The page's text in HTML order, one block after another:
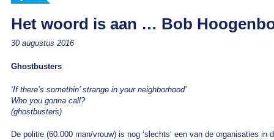
Het woord is aan … Bob
30 augustus 2016
Ghostbusters
‘If there’s somethin’ strange in your neighborhood’
Who you gonna call?
(ghostbusters)
De politie (60.000 man/vrouw) is nog ‘slechts’ een van de organisaties